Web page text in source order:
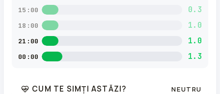
15:00 0.3
18:00 1.0
21:00 1.0
00:00 1.3
CUM TE SIMȚI ASTĂZI? NEUTRU